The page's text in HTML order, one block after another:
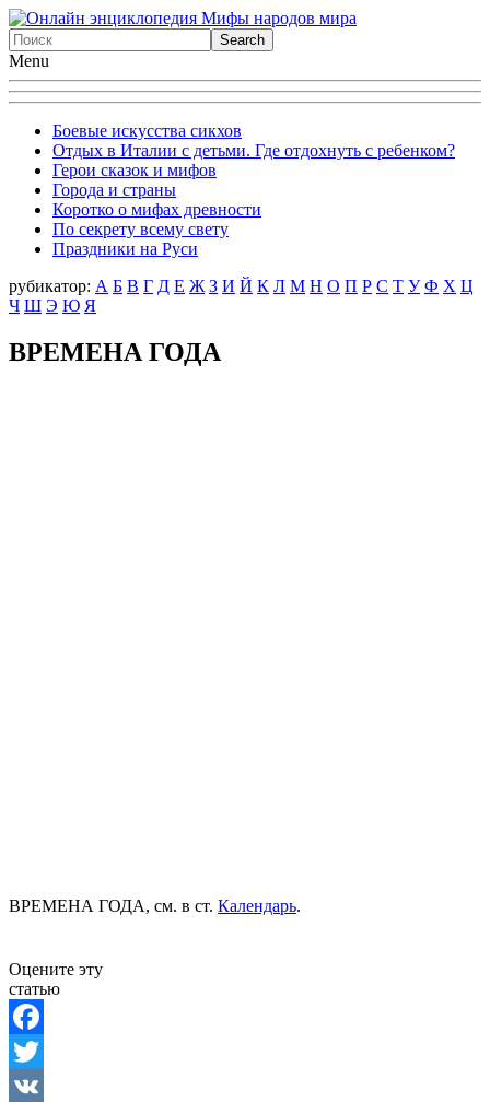
Menu
Боевые искусства сикхов
Отдых в Италии с детьми. Где отдохнуть с ребенком?
Герои сказок и мифов
Города и страны
Коротко о мифах древности
По секрету всему свету
Праздники на Руси
рубикатор: А Б В Г Д Е Ж З И Й К Л М Н О П Р С Т У Ф X Ц
Ч Ш Э Ю Я
ВРЕМЕНА ГОДА
ВРЕМЕНА ГОДА, см. в ст. Календарь.
Оцените эту
статью
Facebook
Twitter